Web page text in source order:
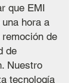
que EMI
hora a
de
de
Nuestro
tecnología